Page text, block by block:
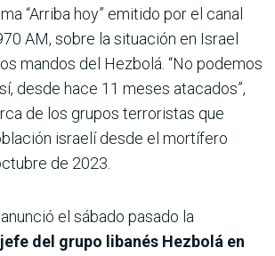
“Arriba hoy” emitido por el canal
AM, sobre la situación en Israel
mandos del Hezbolá. “No podemos
desde hace 11 meses atacados”,
de los grupos terroristas que
israelí desde el mortífero
de 2023.
el sábado pasado la
del grupo libanés Hezbolá en